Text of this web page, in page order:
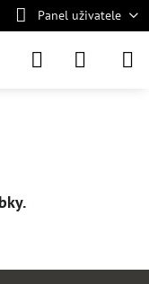
Panel uživatele